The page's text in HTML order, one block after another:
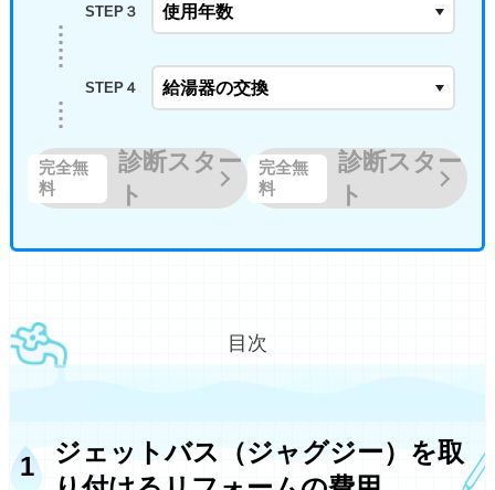
STEP３
STEP４
完全無
料
診断スター
ト
完全無
料
診断スター
ト
目次
ジェットバス（ジャグジー）を取